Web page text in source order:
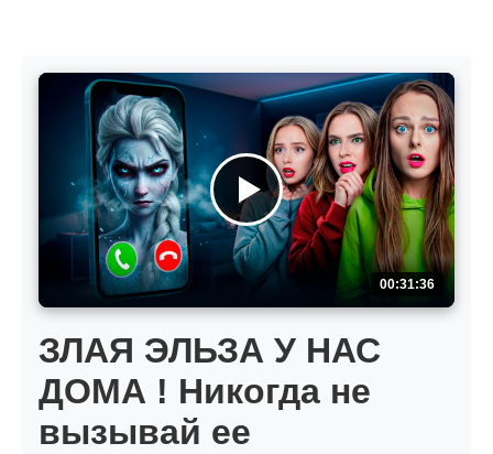
00:31:36
ЗЛАЯ ЭЛЬЗА У НАС
ДОМА ! Никогда не
вызывай ее